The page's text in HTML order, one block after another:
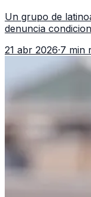
Un grupo de
denuncia
psicológico de
21 abr 2026·7 min